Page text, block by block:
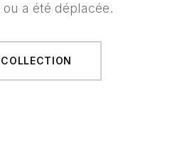
a été déplacée.